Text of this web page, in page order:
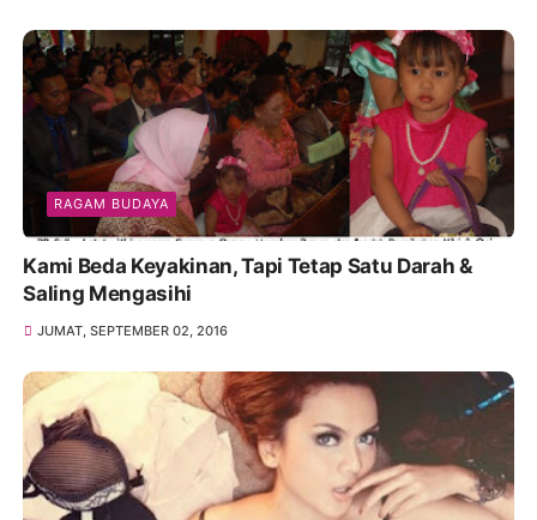
RAGAM BUDAYA
Kami Beda Keyakinan, Tapi Tetap Satu Darah &
Saling Mengasihi
JUMAT, SEPTEMBER 02, 2016